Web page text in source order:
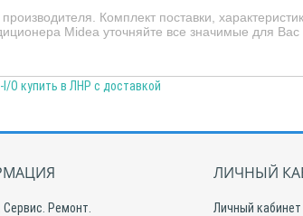
Комплект поставки,
Midea уточняйте все значимые для
O купить в ЛНР с доставкой
Сервис. Ремонт.
ЛИЧНЫЙ
Личный кабинет